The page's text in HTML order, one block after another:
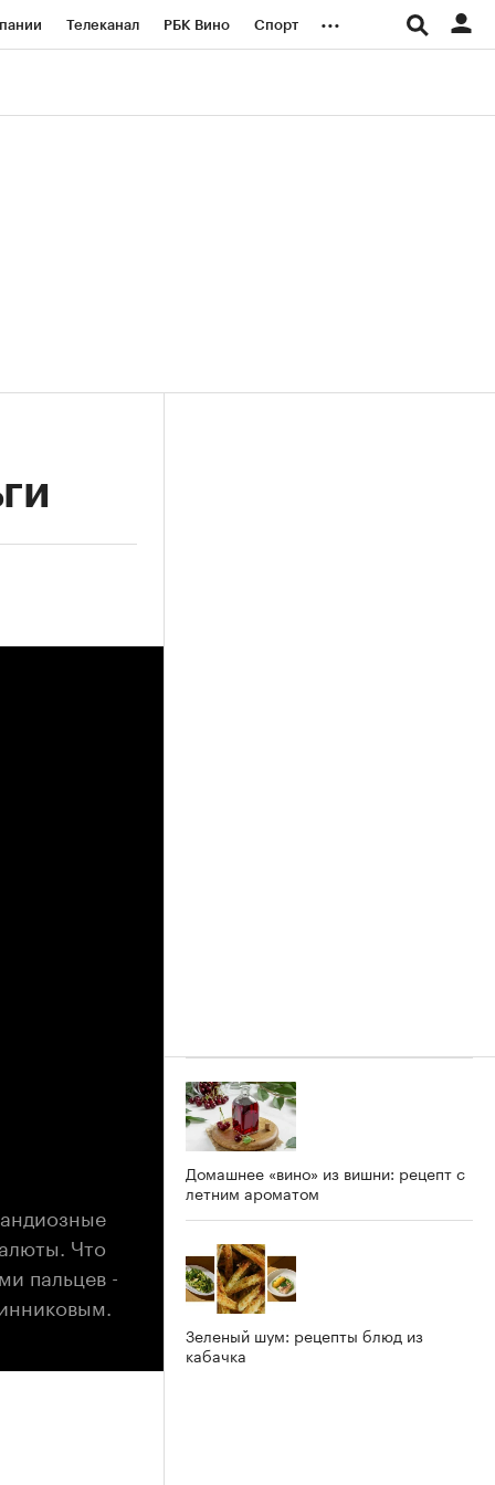
Телеканал РБК Вино Спорт ...
Что
пальцев -
Домашнее «вино» из вишни: рецепт с
летним ароматом
Зеленый шум: рецепты блюд из
кабачка